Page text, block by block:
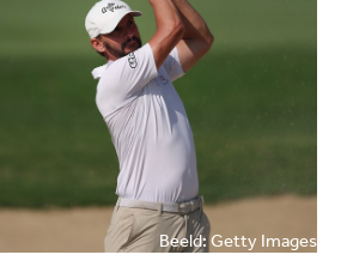
Beeld: Getty Images